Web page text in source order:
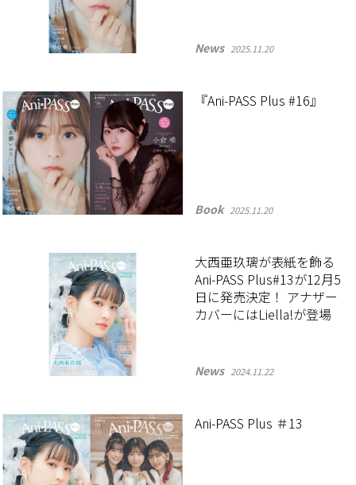
News 2025.11.20
『Ani-PASS Plus #16』
Book 2025.11.20
大西亜玖璃が表紙を飾る
Ani-PASS Plus#13が12月5
日に発売決定！ アナザー
カバーにはLiella!が登場
News 2024.11.22
Ani-PASS Plus ＃13